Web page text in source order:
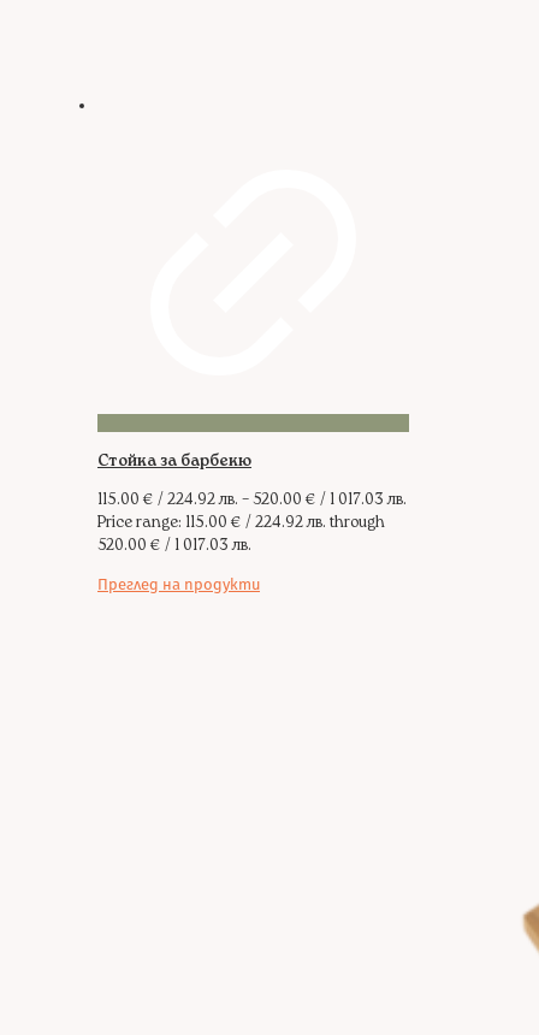
Стойка за барбекю
115.00 € / 224.92 лв. –520.00 € / 1 017.03 лв.
Price range: 115.00 € / 224.92 лв. through
520.00 € / 1 017.03 лв.
Преглед на продукти